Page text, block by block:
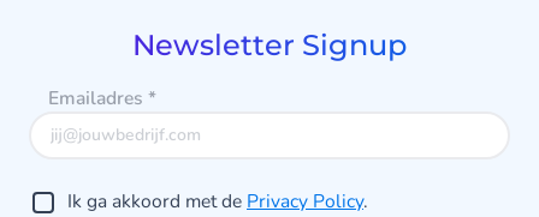
Newsletter Signup
Emailadres *
Ik ga akkoord met de Privacy Policy.